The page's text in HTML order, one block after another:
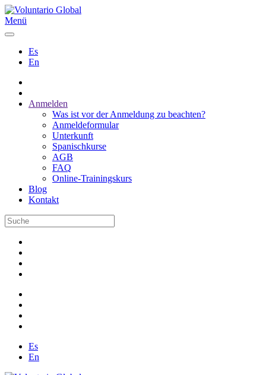
Menü
Es
En
Anmelden
Was ist vor der Anmeldung zu beachten?
Anmeldeformular
Unterkunft
Spanischkurse
AGB
FAQ
Online-Trainingskurs
Blog
Kontakt
Es
En